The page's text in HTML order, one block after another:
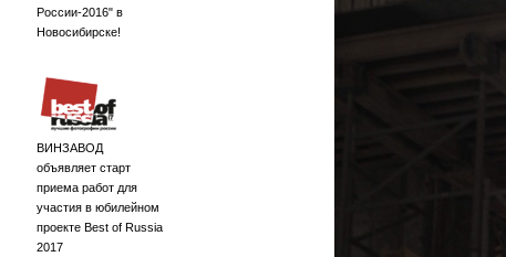
России-2016" в
Новосибирске!
ВИНЗАВОД
объявляет старт
приема работ для
участия в юбилейном
проекте Best of Russia
2017